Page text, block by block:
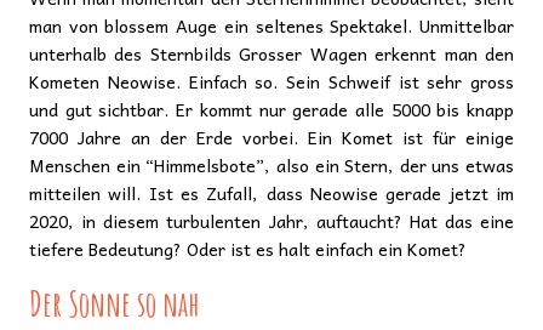
man von blossem Auge ein seltenes Spektakel. Unmittelbar
unterhalb des Sternbilds Grosser Wagen erkennt man den
Kometen Neowise. Einfach so. Sein Schweif ist sehr gross
und gut sichtbar. Er kommt nur gerade alle 5000 bis knapp
7000 Jahre an der Erde vorbei. Ein Komet ist für einige
Menschen ein “Himmelsbote”, also ein Stern, der uns etwas
mitteilen will. Ist es Zufall, dass Neowise gerade jetzt im
2020, in diesem turbulenten Jahr, auftaucht? Hat das eine
tiefere Bedeutung? Oder ist es halt einfach ein Komet?
Der Sonne so nah